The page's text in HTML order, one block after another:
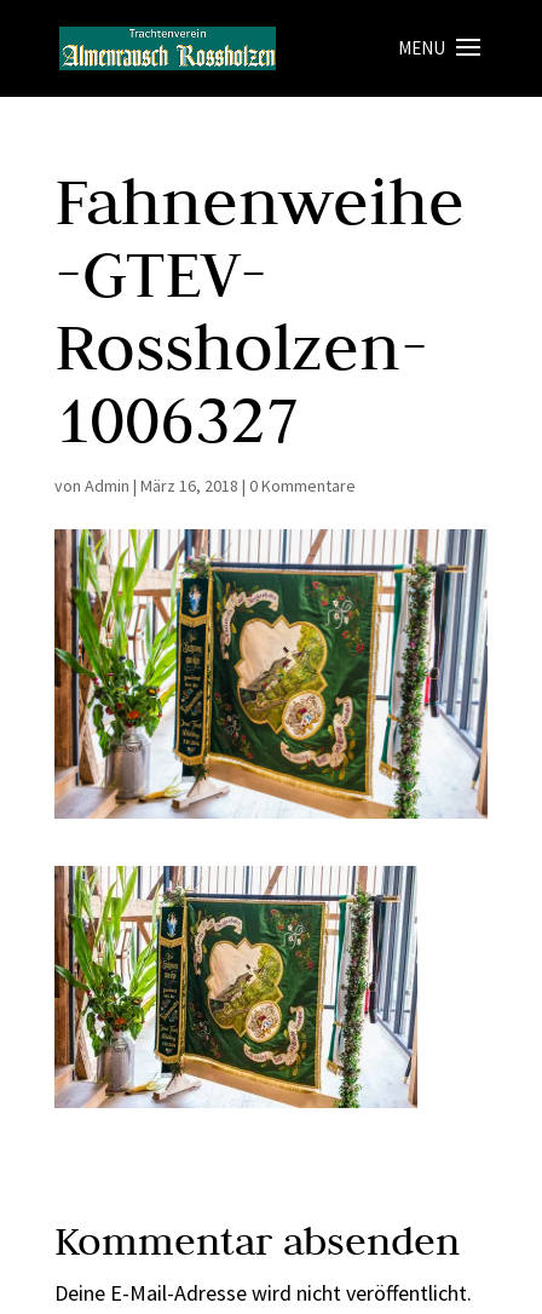
Fahnenweihe
-GTEV-
Rossholzen-
1006327
von Admin | März 16, 2018 | 0 Kommentare
Kommentar absenden
Deine E-Mail-Adresse wird nicht veröffentlicht.